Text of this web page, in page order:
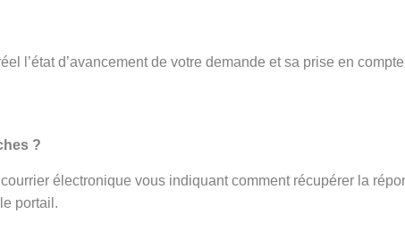
l’état d’avancement de votre demande et sa prise en
?
électronique vous indiquant comment récupérer la
portail.